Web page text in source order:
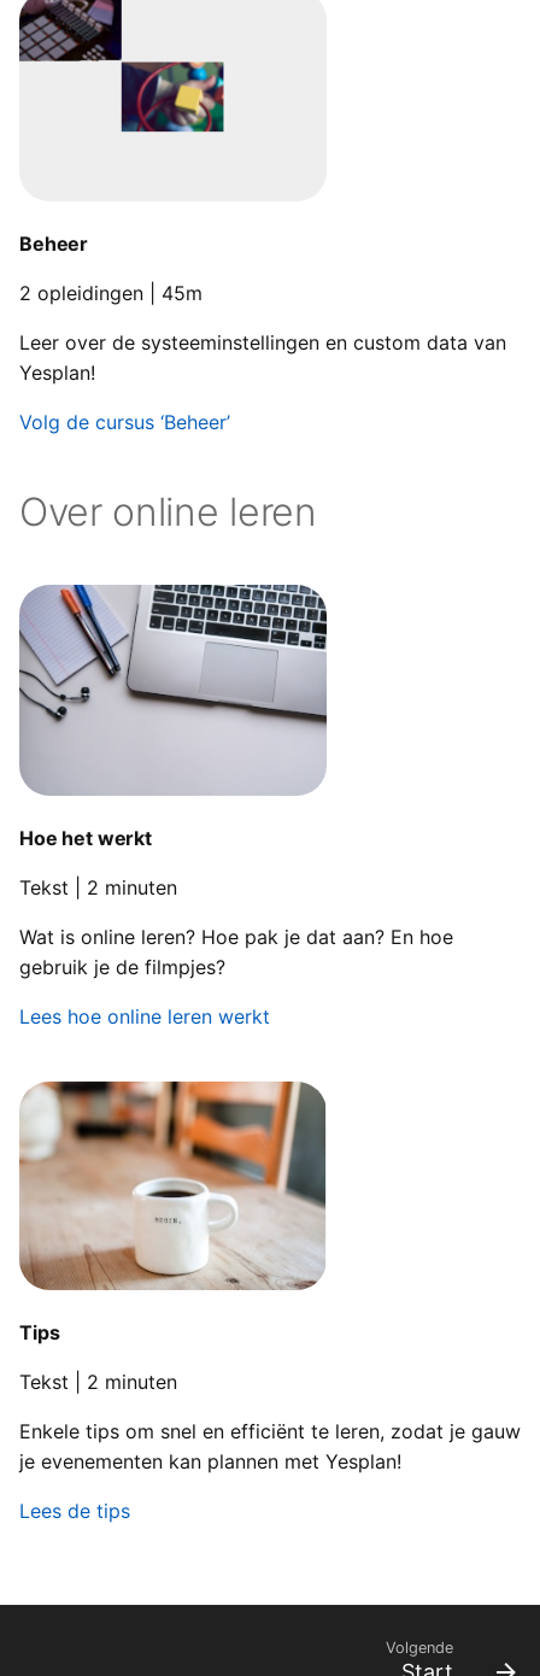
Beheer
2 opleidingen | 45m
Leer over de systeeminstellingen en custom data van
Yesplan!
Volg de cursus ‘Beheer’
Over online leren
Hoe het werkt
Tekst | 2 minuten
Wat is online leren? Hoe pak je dat aan? En hoe
gebruik je de filmpjes?
Lees hoe online leren werkt
Tips
Tekst | 2 minuten
Enkele tips om snel en efficiënt te leren, zodat je gauw
je evenementen kan plannen met Yesplan!
Lees de tips
Volgende